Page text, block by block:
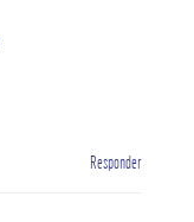
Responder